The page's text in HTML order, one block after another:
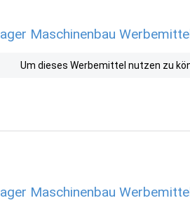
Maschinenbau
Um dieses Werbemittel nutzen zu
Maschinenbau